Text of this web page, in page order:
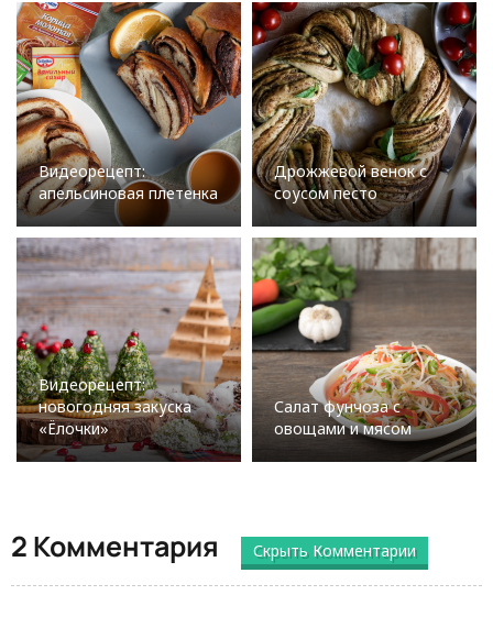
Видеорецепт:
апельсиновая плетенка
Дрожжевой венок с
соусом песто
Видеорецепт:
новогодняя закуска
«Ёлочки»
Салат фунчоза с
овощами и мясом
2 Комментария Скрыть Комментарии